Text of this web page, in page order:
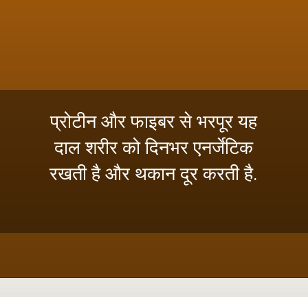
प्रोटीन और फाइबर से भरपूर यह
दाल शरीर को दिनभर एनर्जेटिक
रखती है और थकान दूर करती है.